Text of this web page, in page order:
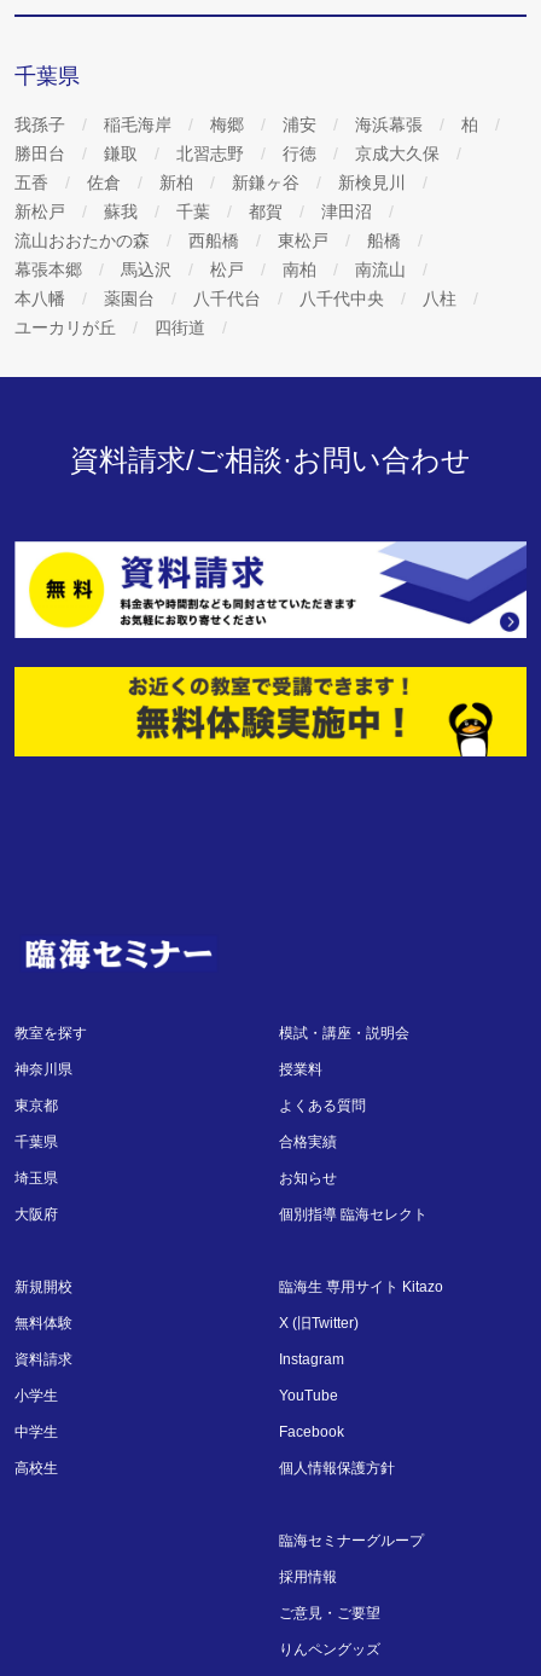
千葉県
我孫子 稲毛海岸 梅郷 浦安 海浜幕張
柏
勝田台
鎌取 北習志野 行徳
京成大久保
五香
佐倉 新柏 新鎌ヶ谷
新検見川
新松戸
蘇我 千葉 都賀
津田沼
流山おおたかの森
西船橋 東松戸
船橋
幕張本郷
馬込沢 松戸 南柏
南流山
本八幡
薬園台 八千代台 八千代中央
八柱
ユーカリが丘
四街道
資料請求/ご相談·お問い合わせ
教室を探す
神奈川県
東京都
千葉県
埼玉県
大阪府
新規開校
無料体験
資料請求
小学生
中学生
高校生
模試・講座・説明会
授業料
よくある質問
合格実績
お知らせ
個別指導 臨海セレクト
臨海生 専用サイト Kitazo
X (旧Twitter)
Instagram
YouTube
Facebook
個人情報保護方針
臨海セミナーグループ
採用情報
ご意見・ご要望
りんペングッズ